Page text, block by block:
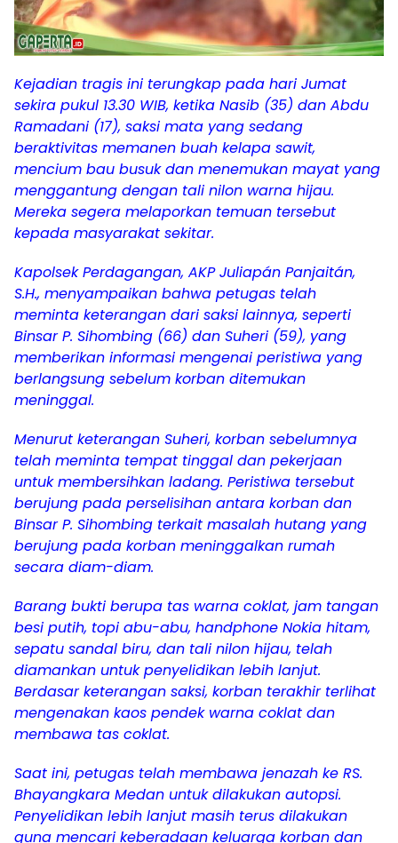
Kejadian tragis ini terungkap pada hari Jumat
sekira pukul 13.30 WIB, ketika Nasib (35) dan Abdu
Ramadani (17), saksi mata yang sedang
beraktivitas memanen buah kelapa sawit,
mencium bau busuk dan menemukan mayat yang
menggantung dengan tali nilon warna hijau.
Mereka segera melaporkan temuan tersebut
kepada masyarakat sekitar.
Kapolsek Perdagangan, AKP Juliapán Panjaitán,
S.H., menyampaikan bahwa petugas telah
meminta keterangan dari saksi lainnya, seperti
Binsar P. Sihombing (66) dan Suheri (59), yang
memberikan informasi mengenai peristiwa yang
berlangsung sebelum korban ditemukan
meninggal.
Menurut keterangan Suheri, korban sebelumnya
telah meminta tempat tinggal dan pekerjaan
untuk membersihkan ladang. Peristiwa tersebut
berujung pada perselisihan antara korban dan
Binsar P. Sihombing terkait masalah hutang yang
berujung pada korban meninggalkan rumah
secara diam-diam.
Barang bukti berupa tas warna coklat, jam tangan
besi putih, topi abu-abu, handphone Nokia hitam,
sepatu sandal biru, dan tali nilon hijau, telah
diamankan untuk penyelidikan lebih lanjut.
Berdasar keterangan saksi, korban terakhir terlihat
mengenakan kaos pendek warna coklat dan
membawa tas coklat.
Saat ini, petugas telah membawa jenazah ke RS.
Bhayangkara Medan untuk dilakukan autopsi.
Penyelidikan lebih lanjut masih terus dilakukan
guna mencari keberadaan keluarga korban dan